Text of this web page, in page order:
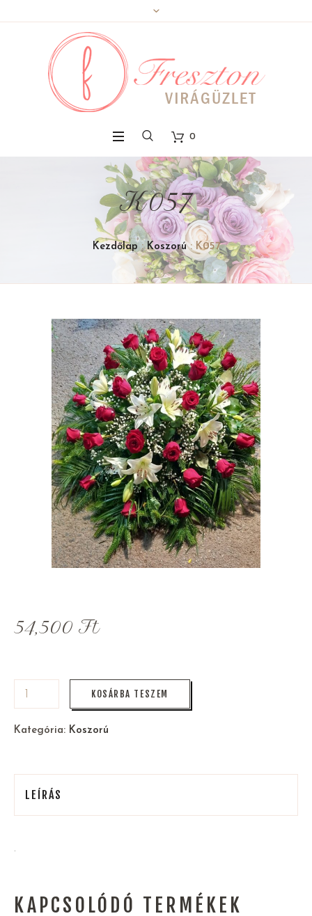
0
K057
Kezdőlap :Koszorú: K057
54,500 Ft
KOSÁRBA TESZEM
Kategória: Koszorú
LEÍRÁS
.
KAPCSOLÓDÓ TERMÉKEK